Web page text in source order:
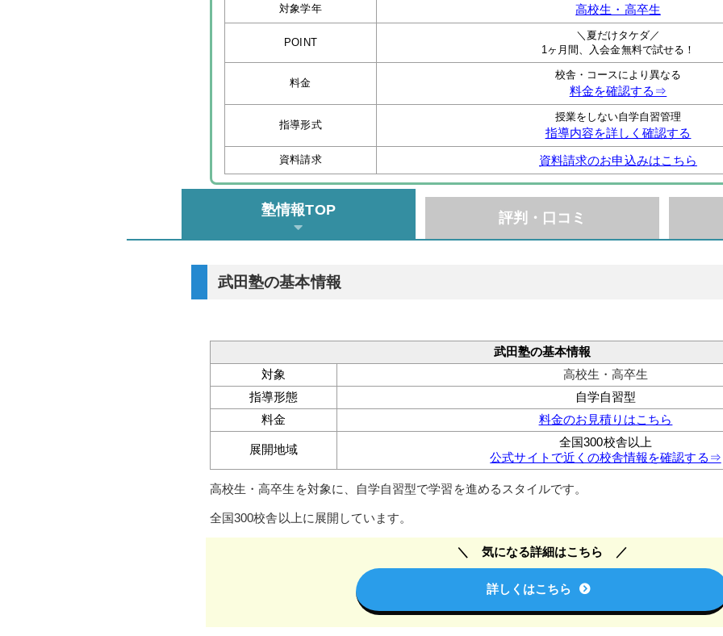
対象学年 高校生・高卒生
POINT
＼夏だけタケダ／
1ヶ月間、入会金無料で試せる！
料金
校舎・コースにより異なる
料金を確認する⇒
指導形式
授業をしない自学自習管理
指導内容を詳しく確認する
資料請求 資料請求のお申込みはこちら
塾情報TOP 評判・口コミ
武田塾の基本情報
武田塾の基本情報
対象
高校生・高卒生
指導形態
自学自習型
料金
料金のお見積りはこちら
展開地域
全国300校舎以上
公式サイトで近くの校舎情報を確認する⇒
高校生・高卒生を対象に、自学自習型で学習を進めるスタイルです。
全国300校舎以上に展開しています。
気になる詳細はこちら
詳しくはこちら